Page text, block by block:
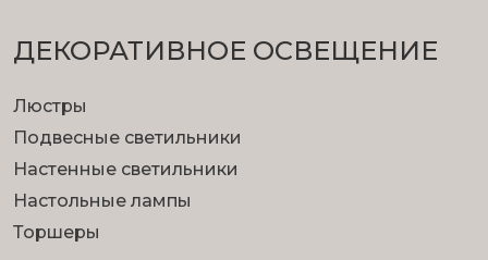
ДЕКОРАТИВНОЕ ОСВЕЩЕНИЕ
Люстры
Подвесные светильники
Настенные светильники
Настольные лампы
Торшеры